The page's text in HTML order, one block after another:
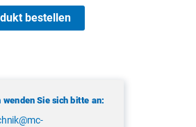
bestellen
Sie sich bitte an: